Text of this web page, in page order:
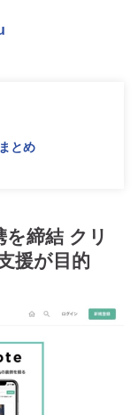
とめ
締結 クリ
援が目的